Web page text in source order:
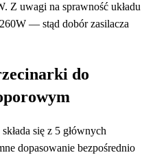
Z uwagi na sprawność układu
— stąd dobór zasilacza
do
składa się z 5 głównych
dopasowanie bezpośrednio